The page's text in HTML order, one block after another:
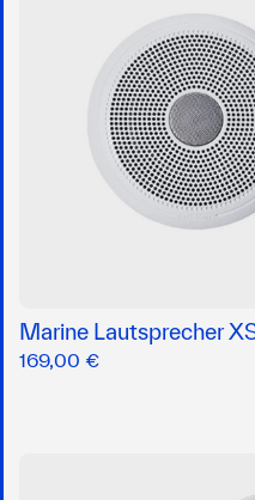
Marine Lautsprecher
169,00 €